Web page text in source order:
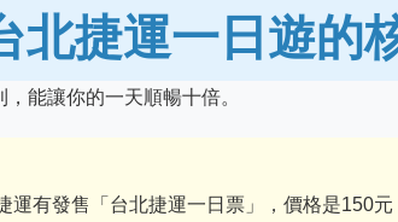
北捷運一日遊的
能讓你的一天順暢十倍。
運有發售「台北捷運一日票」，價格是150